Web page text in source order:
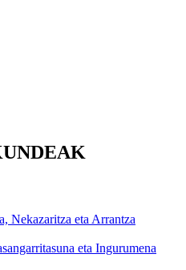
Nekazaritza eta Arrantza
eta Ingurumena